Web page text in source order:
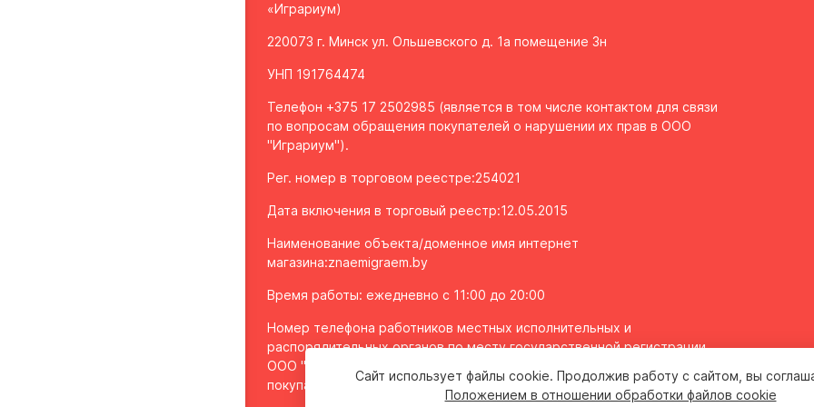
«Играриум)
220073 г. Минск ул. Ольшевского д. 1а помещение 3н
УНП 191764474
Телефон +375 17 2502985 (является в том числе контактом для связи
по вопросам обращения покупателей о нарушении их прав в ООО
"Играриум").
Рег. номер в торговом реестре:254021
Дата включения в торговый реестр:12.05.2015
Наименование объекта/доменное имя интернет
магазина:znaemigraem.by
Время работы: ежедневно с 11:00 до 20:00
Номер телефона работников местных исполнительных и
распорядительных органов по месту государственной регистрации
ООО "Играриум", уполномоченных рассматривать обращения
покупателей - 8 017 2043106
Сайт использует файлы cookie. Продолжив работу с сайтом, вы
Положением в отношении обработки файлов cookie